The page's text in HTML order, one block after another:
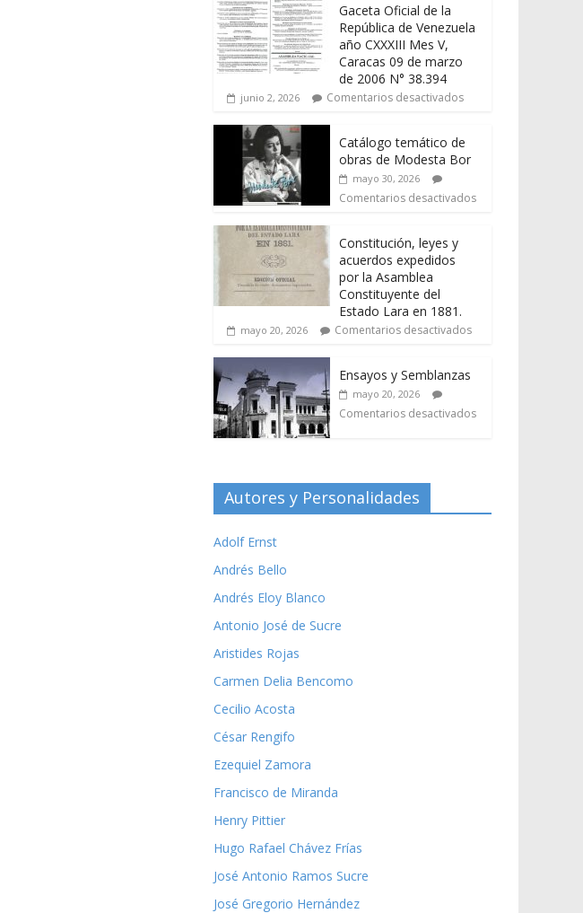
Gaceta Oficial de la
República de Venezuela
año CXXXIII Mes V,
Caracas 09 de marzo
de 2006 N° 38.394
junio 2, 2026 Comentarios desactivados
Catálogo temático de
obras de Modesta Bor
mayo 30, 2026
Comentarios desactivados
Constitución, leyes y
acuerdos expedidos
por la Asamblea
Constituyente del
Estado Lara en 1881.
mayo 20, 2026 Comentarios desactivados
Ensayos y Semblanzas
mayo 20, 2026
Comentarios desactivados
Autores y Personalidades
Adolf Ernst
Andrés Bello
Andrés Eloy Blanco
Antonio José de Sucre
Aristides Rojas
Carmen Delia Bencomo
Cecilio Acosta
César Rengifo
Ezequiel Zamora
Francisco de Miranda
Henry Pittier
Hugo Rafael Chávez Frías
José Antonio Ramos Sucre
José Gregorio Hernández